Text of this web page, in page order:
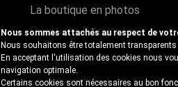
La boutique en photos
Questions Fréquentes
Copyright@2018 Discobole - Tous
Nous sommes attachés au respect de
Nous souhaitons être totalement
En acceptant l'utilisation des cookies nous
navigation optimale.
Certains cookies sont nécessaires au bon